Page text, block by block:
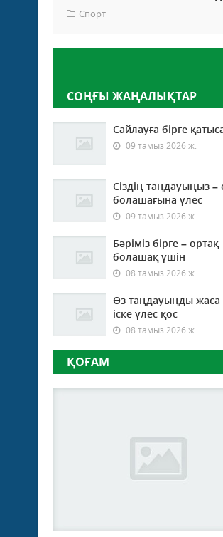
Спорт
СОҢҒЫ ЖАҢАЛЫҚТАР
Сайлауға бірге
09 тамыз 2026 ж.
Сіздің таңдауыңыз –
болашағына үлес
09 тамыз 2026 ж.
Бәріміз бірге – ортақ
болашақ үшін
08 тамыз 2026 ж.
Өз таңдауыңды жаса
іске үлес қос
08 тамыз 2026 ж.
ҚОҒАМ